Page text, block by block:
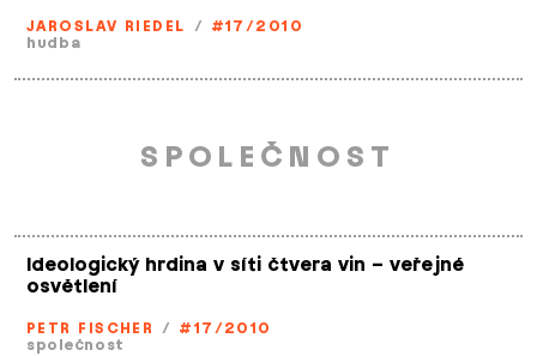
JAROSLAV RIEDEL / #17/2010
hudba
SPOLEČNOST
Ideologický hrdina v síti čtvera vin – veřejné
osvětlení
PETR FISCHER / #17/2010
společnost